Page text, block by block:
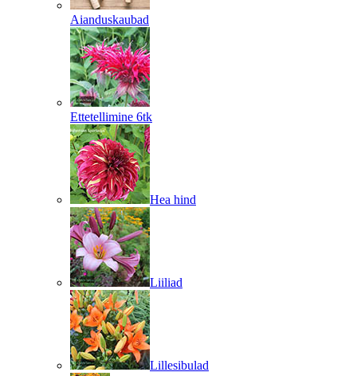
Aianduskaubad
Ettetellimine 6tk
Hea hind
Liiliad
Lillesibulad